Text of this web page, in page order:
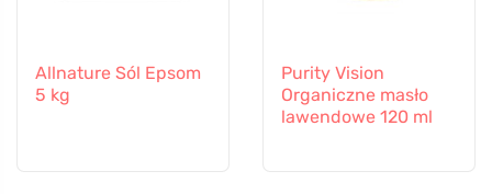
Allnature Sól Epsom
5 kg
Purity Vision
Organiczne masło
lawendowe 120 ml